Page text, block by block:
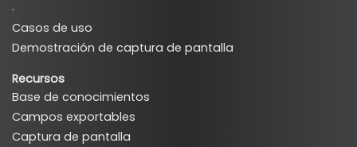
·
Casos de uso
Demostración de captura de pantalla
Recursos
Base de conocimientos
Campos exportables
Captura de pantalla